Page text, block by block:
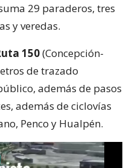
29 paraderos, tres
y veredas.
150(Concepción-
de trazado
además de pasos
además de ciclovías
Penco y Hualpén.